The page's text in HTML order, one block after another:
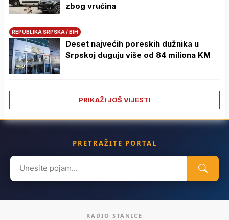
zbog vrućina
REPUBLIKA SRPSKA / BIH
Deset najvećih poreskih dužnika u
Srpskoj duguju više od 84 miliona KM
PRIKAŽI JOŠ VIJESTI
PRETRAŽITE PORTAL
Search
for:
RADIO STANICE